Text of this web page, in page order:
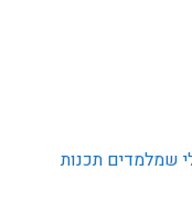
שמלמדים תכנות